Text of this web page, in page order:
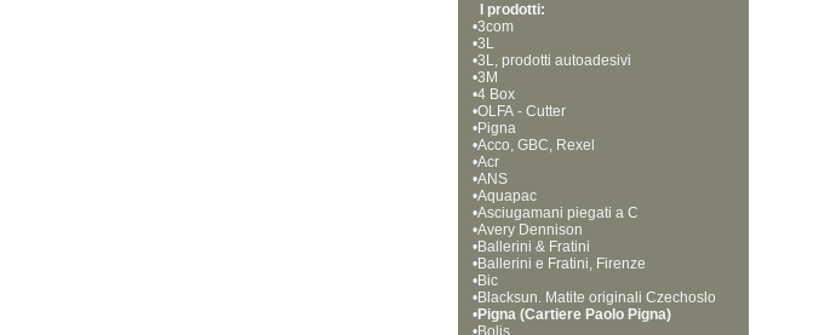
I prodotti:
•3com
•3L
•3L, prodotti autoadesivi
•3M
•4 Box
•OLFA - Cutter
•Pigna
•Acco, GBC, Rexel
•Acr
•ANS
•Aquapac
•Asciugamani piegati a C
•Avery Dennison
•Ballerini & Fratini
•Ballerini e Fratini, Firenze
•Bic
•Blacksun. Matite originali Czechoslo
vakia, Bohemia Works
•Pigna (Cartiere Paolo Pigna)
•Bolis